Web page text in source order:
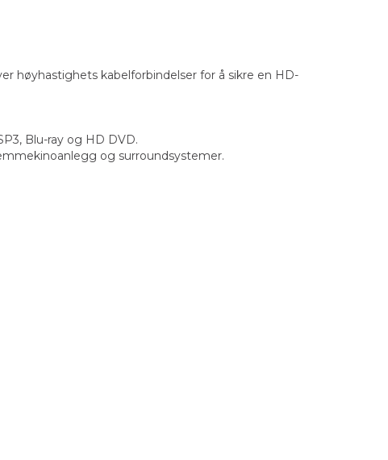
høyhastighets kabelforbindelser for å sikre en HD-
Blu-ray og HD DVD.
og surroundsystemer.